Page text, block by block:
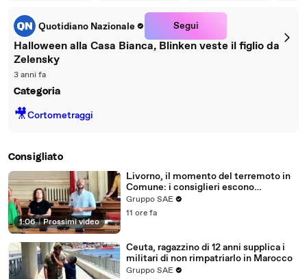
Quotidiano Nazionale Segui
Halloween alla Casa Bianca, Blinken veste il figlio da
Zelensky
3 anni fa
Categoria
🎥Cortometraggi
Consigliato
1:06 | Prossimi video
Livorno, il momento del terremoto in
Comune: i consiglieri escono
dall'edificio - "State calmi, niente
panico"
Gruppo SAE
11 ore fa
Ceuta, ragazzino di 12 anni supplica i
militari di non rimpatriarlo in Marocco
Gruppo SAE